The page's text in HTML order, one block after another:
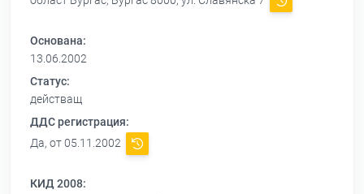
Основана:
13.06.2002
Статус:
действащ
ДДС регистрация:
Да, от 05.11.2002
КИД 2008: